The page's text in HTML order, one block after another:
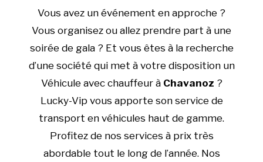
Vous avez un événement en approche ?
Vous organisez ou allez prendre part à une
soirée de gala ? Et vous êtes à la recherche
d’une société qui met à votre disposition un
Véhicule avec chauffeur à Chavanoz ?
Lucky-Vip vous apporte son service de
transport en véhicules haut de gamme.
Profitez de nos services à prix très
abordable tout le long de l’année. Nos